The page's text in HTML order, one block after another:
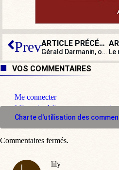
Prev ARTICLE PRÉCÉDENT
Gérald Darmanin, ou l’inaction française
VOS COMMENTAIRES
Me connecter
M'inscrire à l'espace commentaire
Charte d'utilisation des
lily
Commentaires fermés.